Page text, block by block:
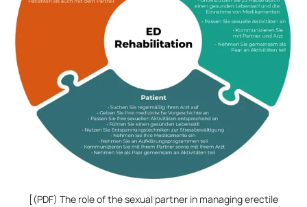
[(PDF) The role of the sexual partner in managing erectile